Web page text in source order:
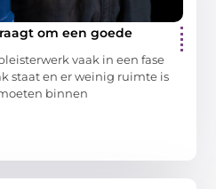
om een goede
vaak in een fase
staat en er weinig ruimte is
binnen